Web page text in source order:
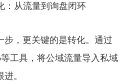
从流量到询盘闭环
，更关键的是转化。通过
等工具，将公域流量导入私域
。